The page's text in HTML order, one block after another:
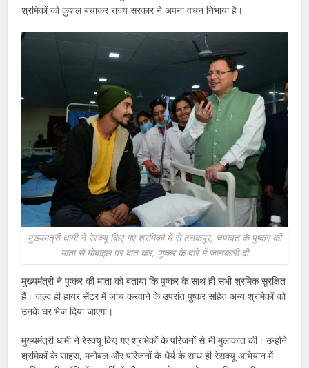
श्रमिकों को कुशल बचाकर राज्य सरकार ने अपना वचन निभाया है।
मुख्यमंत्री धामी ने रेस्क्यू किए गए श्रमिकों में से टनकपुर, चंपावत के पुष्कर की
माता से मोबाइल पर बात कर, पुष्कर के बारे में जानकारी दी
मुख्यमंत्री ने पुष्कर की माता को बताया कि पुष्कर के साथ ही सभी श्रमिक सुरक्षित
हैं। जल्द ही हायर सेंटर में जांच करवाने के उपरांत पुष्कर सहित अन्य श्रमिकों को
उनके घर भेज दिया जाएगा।
मुख्यमंत्री धामी ने रेस्क्यू किए गए श्रमिकों के परिजनों से भी मुलाकात की। उन्होंने
श्रमिकों के साहस, मनोबल और परिजनों के धैर्य के साथ ही रेसक्यू अभियान में